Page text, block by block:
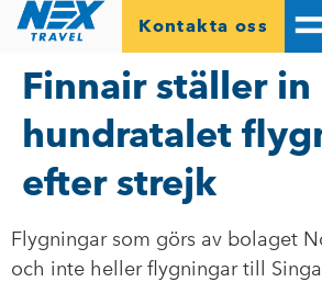
Kontakta oss
Finnair ställer in
hundratalet
efter strejk
Flygningar som görs av bolaget
och inte heller flygningar till